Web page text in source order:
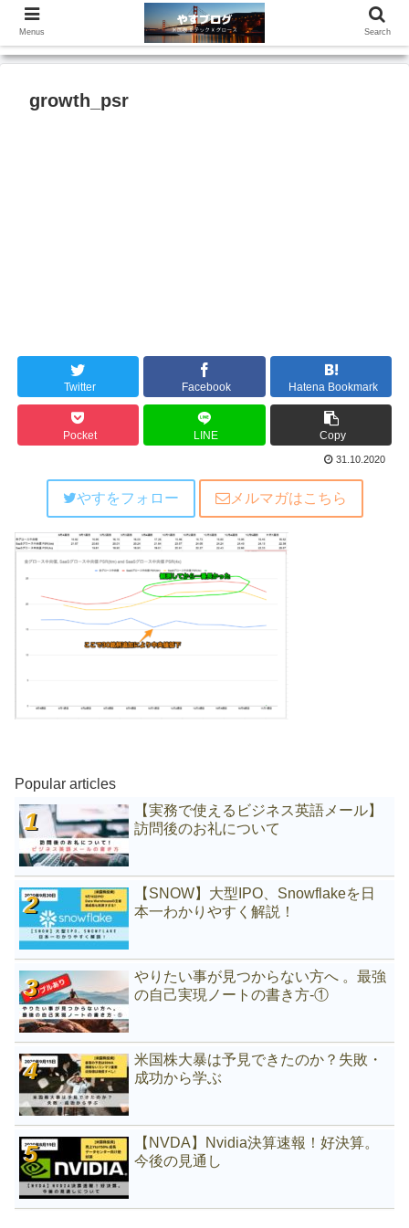
growth_psr
Twitter Facebook Hatena Bookmark
Pocket LINE Copy
31.10.2020
やすをフォロー メルマガはこちら
Popular articles
【実務で使えるビジネス英語メール】
訪問後のお礼について
【SNOW】大型IPO、Snowflakeを日
本一わかりやすく解説！
やりたい事が見つからない方へ 。最強
の自己実現ノートの書き方-①
米国株大暴は予見できたのか？失敗・
成功から学ぶ
【NVDA】Nvidia決算速報！好決算。
今後の見通し
Menus Search